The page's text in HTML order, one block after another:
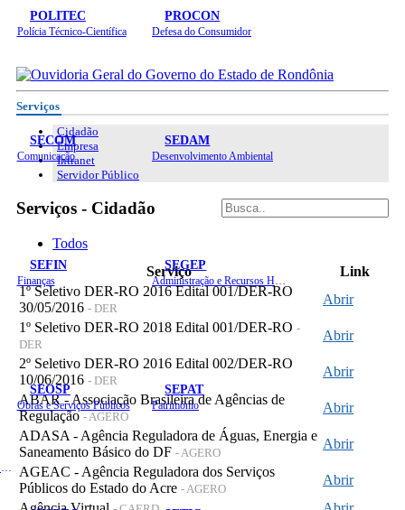
POLITEC
Polícia Técnico-Científica
PROCON
Defesa do Consumidor
SECOM
Comunicação
SEDAM
Desenvolvimento Ambiental
SEFIN
Finanças
SEGEP
SEOSP
Obras e Serviços Públicos
SEPAT
Patrimônio
Serviços
Cidadão
Empresa
Intranet
Servidor Público
Serviços - Cidadão
Todos
Serviço
Link
1º Seletivo DER-RO 2016 Edital 001/DER-RO
30/05/2016 - DER
Abrir
1º Seletivo DER-RO 2018 Edital 001/DER-RO -
DER
Abrir
2º Seletivo DER-RO 2016 Edital 002/DER-RO
10/06/2016 - DER
Abrir
ABAR - Associação Brasileira de Agências de
Regulação- AGERO
Abrir
ADASA - Agência Reguladora de Águas, Energia e
Saneamento Básico do DF - AGERO
Abrir
AGEAC - Agência Reguladora dos Serviços
Públicos do Estado do Acre - AGERO
Abrir